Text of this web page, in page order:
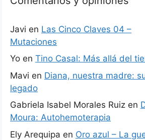
Javi en Las Cinco Claves 04 –
Mutaciones
Yo en Tino Casal: Más allá del
Mavi en Diana, nuestra madre:
legado
Gabriela Isabel Morales Ruiz en
Moura: Autohemoterapia
Ely Arequipa en Oro azul – La